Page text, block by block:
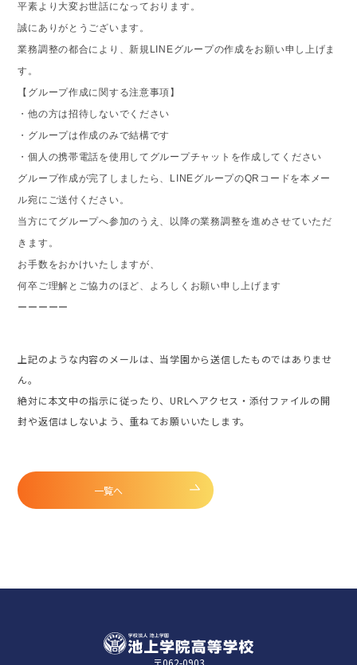
平素より大変お世話になっております。
誠にありがとうございます。
業務調整の都合により、新規LINEグループの作成をお願い申し上げま
す。
【グループ作成に関する注意事項】
・他の方は招待しないでください
・グループは作成のみで結構です
・個人の携帯電話を使用してグループチャットを作成してください
グループ作成が完了しましたら、LINEグループのQRコードを本メー
ル宛にご送付ください。
当方にてグループへ参加のうえ、以降の業務調整を進めさせていただ
きます。
お手数をおかけいたしますが、
何卒ご理解とご協力のほど、よろしくお願い申し上げます
ーーーーー
上記のような内容のメールは、当学園から送信したものではありませ
ん。
絶対に本文中の指示に従ったり、URLへアクセス・添付ファイルの開
封や返信はしないよう、重ねてお願いいたします。
一覧へ
〒062-0903